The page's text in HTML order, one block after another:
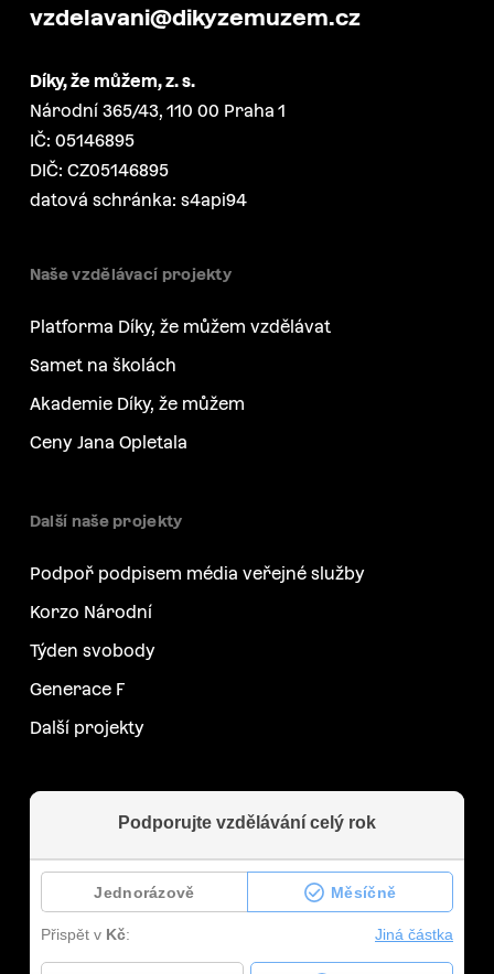
vzdelavani@dikyzemuzem.cz
Díky, že můžem, z. s.
Národní 365/43, 110 00 Praha 1
IČ: 05146895
DIČ: CZ05146895
datová schránka: s4api94
Naše vzdělávací projekty
Platforma Díky, že můžem vzdělávat
Samet na školách
Akademie Díky, že můžem
Ceny Jana Opletala
Další naše projekty
Podpoř podpisem média veřejné služby
Korzo Národní
Týden svobody
Generace F
Další projekty